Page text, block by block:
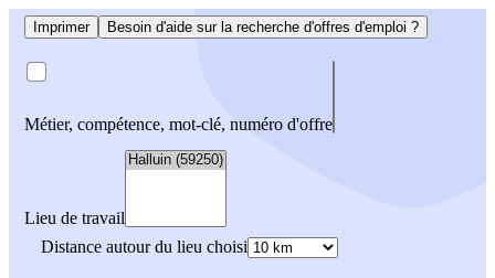
Imprimer Besoin d'aide sur la recherche d'offres d'emploi ?
Métier, compétence, mot-clé, numéro d'offre
Lieu de travail
Distance autour du lieu choisi